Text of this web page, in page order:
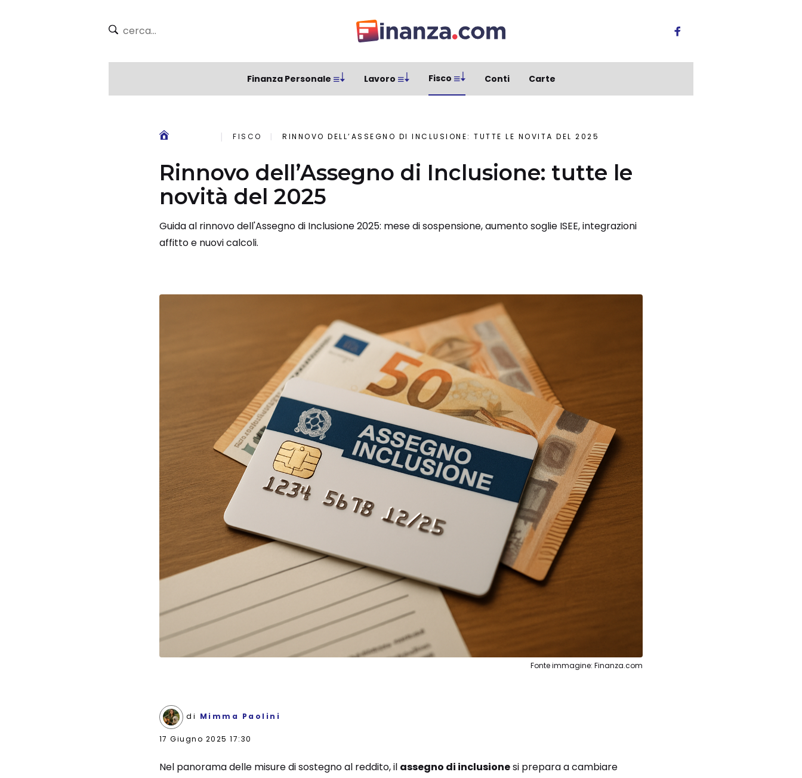
Finanza Personale Lavoro Fisco Conti Carte
FISCO RINNOVO DELL’ASSEGNO DI INCLUSIONE: TUTTE LE NOVITÀ DEL 2025
Rinnovo dell’Assegno di Inclusione: tutte le
novità del 2025
Guida al rinnovo dell'Assegno di Inclusione 2025: mese di sospensione, aumento soglie ISEE, integrazioni
affitto e nuovi calcoli.
Fonte immagine: Finanza.com
di Mimma Paolini
17 Giugno 2025 17:30
Nel panorama delle misure di sostegno al reddito, il assegno di inclusionesi prepara a cambiare